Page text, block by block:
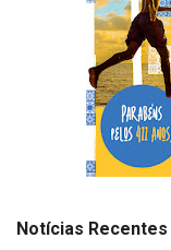
Notícias Recentes